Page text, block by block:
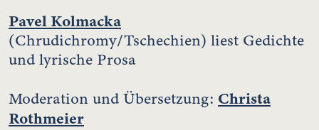
Pavel Kolmacka
(Chrudichromy/Tschechien) liest Gedichte
und lyrische Prosa
Moderation und Übersetzung: Christa
Rothmeier